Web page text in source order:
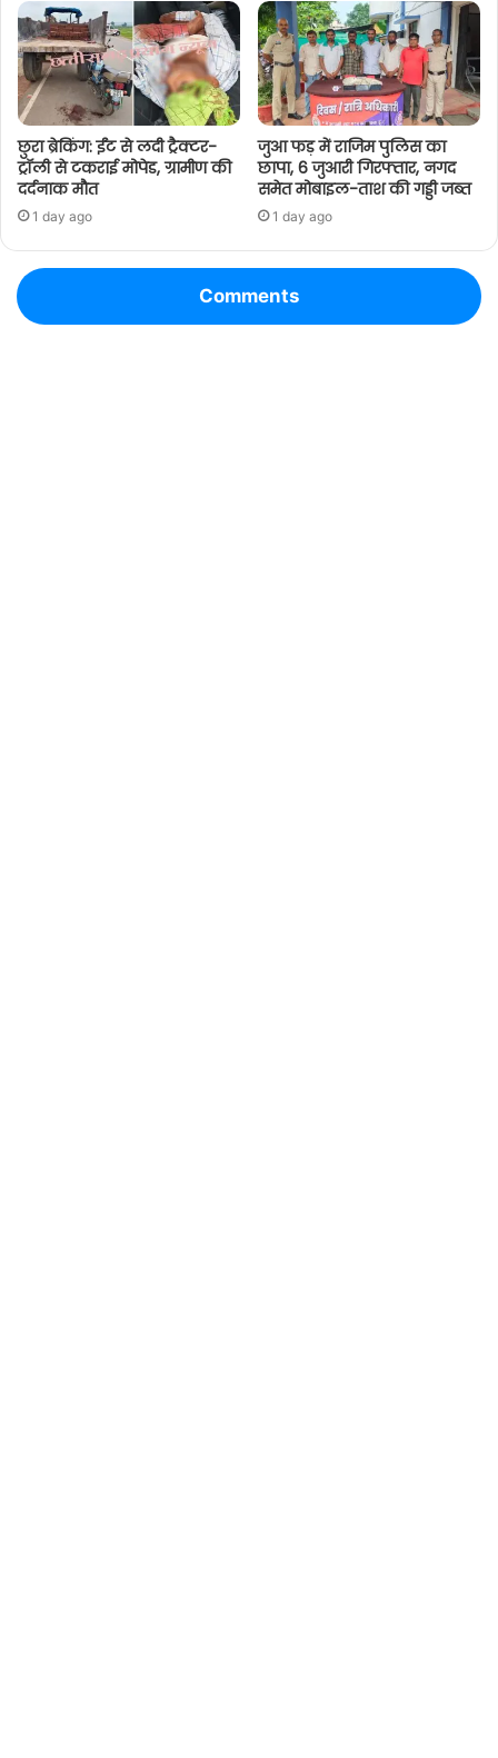
छुरा ब्रेकिंग: ईंट से लदी ट्रैक्टर-
ट्रॉली से टकराई मोपेड, ग्रामीण की
दर्दनाक मौत
1 day ago
जुआ फड़ में राजिम पुलिस का
छापा, 6 जुआरी गिरफ्तार, नगद
समेत मोबाइल-ताश की गड्डी जब्त
1 day ago
Comments